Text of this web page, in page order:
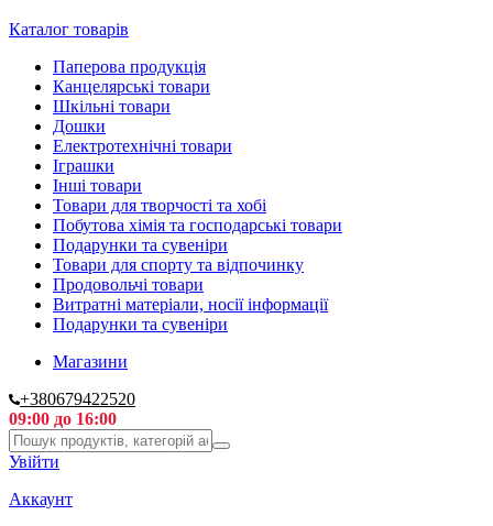
Каталог товарів
Паперова продукція
Канцелярські товари
Шкільні товари
Дошки
Електротехнічні товари
Іграшки
Інші товари
Товари для творчості та хобі
Побутова хімія та господарські товари
Подарунки та сувеніри
Товари для спорту та відпочинку
Продовольчі товари
Витратні матеріали, носії інформації
Подарунки та сувеніри
Магазини
+380679422520
09:00 до 16:00
Увійти
Аккаунт